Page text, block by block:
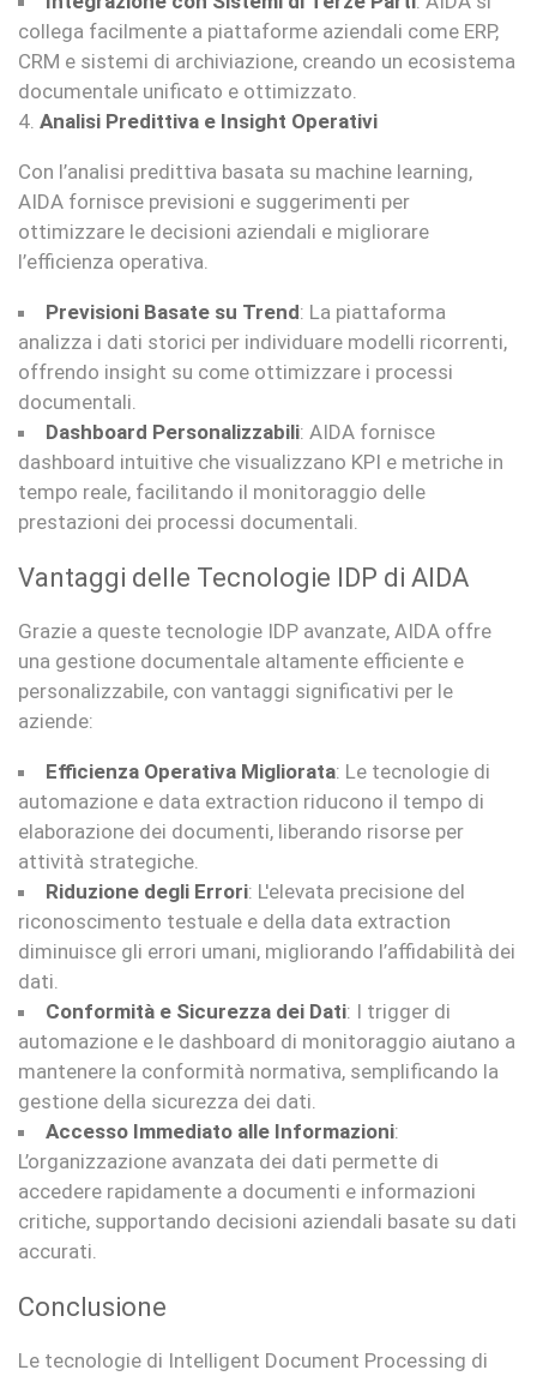
collega facilmente a piattaforme aziendali come ERP,
CRM e sistemi di archiviazione, creando un ecosistema
documentale unificato e ottimizzato.
4. Analisi Predittiva e Insight Operativi
Con l’analisi predittiva basata su machine learning,
AIDA fornisce previsioni e suggerimenti per
ottimizzare le decisioni aziendali e migliorare
l’efficienza operativa.
Previsioni Basate su Trend: La piattaforma
analizza i dati storici per individuare modelli ricorrenti,
offrendo insight su come ottimizzare i processi
documentali.
Dashboard Personalizzabili: AIDA fornisce
dashboard intuitive che visualizzano KPI e metriche in
tempo reale, facilitando il monitoraggio delle
prestazioni dei processi documentali.
Vantaggi delle Tecnologie IDP di AIDA
Grazie a queste tecnologie IDP avanzate, AIDA offre
una gestione documentale altamente efficiente e
personalizzabile, con vantaggi significativi per le
aziende:
Efficienza Operativa Migliorata: Le tecnologie di
automazione e data extraction riducono il tempo di
elaborazione dei documenti, liberando risorse per
attività strategiche.
Riduzione degli Errori: L'elevata precisione del
riconoscimento testuale e della data extraction
diminuisce gli errori umani, migliorando l’affidabilità dei
dati.
Conformità e Sicurezza dei Dati: I trigger di
automazione e le dashboard di monitoraggio aiutano a
mantenere la conformità normativa, semplificando la
gestione della sicurezza dei dati.
Accesso Immediato alle Informazioni:
L’organizzazione avanzata dei dati permette di
accedere rapidamente a documenti e informazioni
critiche, supportando decisioni aziendali basate su dati
accurati.
Conclusione
Le tecnologie di Intelligent Document Processing di